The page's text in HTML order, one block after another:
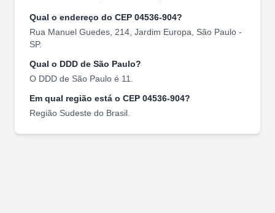
Qual o endereço do CEP 04536-904?
Rua Manuel Guedes, 214 Jardim Europa São Paulo -
SP.
Qual o DDD de São Paulo?
O DDD de São Paulo é 11
Em qual região está o CEP 04536-904?
Região Sudeste do Brasil.